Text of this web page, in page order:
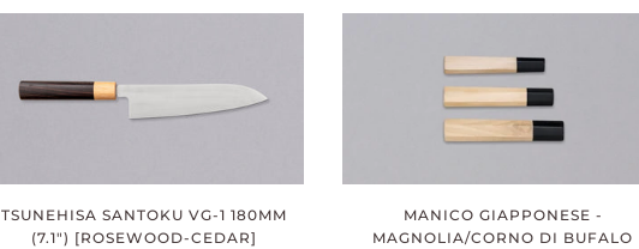
TSUNEHISA SANTOKU VG-1 180MM
(7.1") [ROSEWOOD-CEDAR]
MANICO GIAPPONESE -
MAGNOLIA/CORNO DI BUFALO